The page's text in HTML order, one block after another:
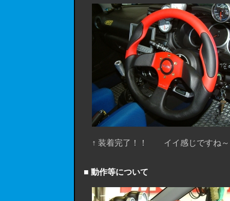
↑ 装着完了！！ イイ感じですね～
■ 動作等について